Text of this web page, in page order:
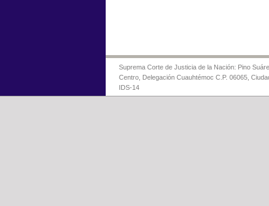
Suprema Corte de Justicia de la Nación: Pino
Centro, Delegación Cuauhtémoc C.P. 06065,
IDS-14